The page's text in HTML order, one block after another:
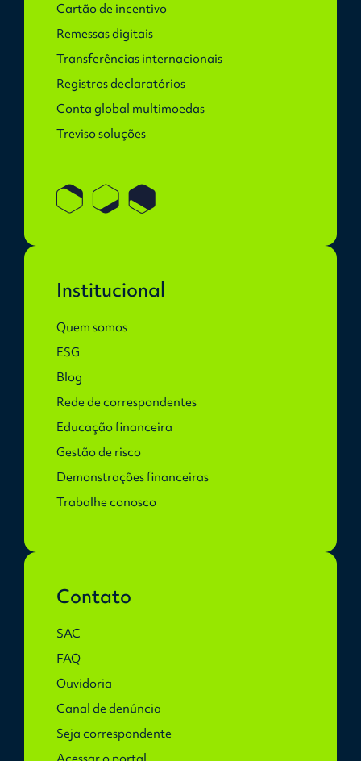
Cartão de incentivo
Remessas digitais
Transferências internacionais
Registros declaratórios
Conta global multimoedas
Treviso soluções
Institucional
Quem somos
ESG
Blog
Rede de correspondentes
Educação financeira
Gestão de risco
Demonstrações financeiras
Trabalhe conosco
Contato
SAC
FAQ
Ouvidoria
Canal de denúncia
Seja correspondente